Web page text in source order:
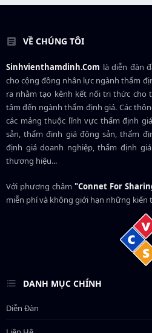
VỀ CHÚNG TÔI
Sinhvienthamdinh.Com là diễn đàn
cho cộng đồng nhân lực ngànhthẩm
ra nhằm tạo kênh kết nối tri thức cho
tâm đến ngành thẩm định giá. Các
các mảng thuộc lĩnh vực thẩm định
sản, thẩm định giá động sản, thẩm
định giá doanh nghiệp, thẩm định
thương hiệu...
Với phương châm"Connet For
miễn phí và không giới hạn những
DANH MỤC CHÍNH
Diễn Đàn